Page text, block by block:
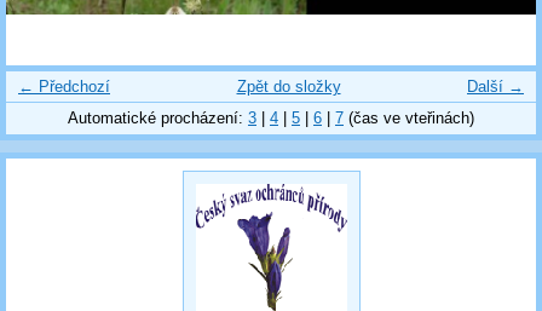
← Předchozí Další →
Zpět do složky
Automatické procházení: 3 4 5 6 7 (čas ve vteřinách)